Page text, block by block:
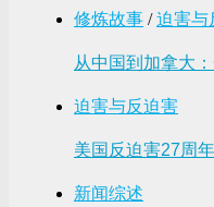
修炼故事 /迫害与
从中国到加拿大
迫害与反迫害
美国反迫害27周
新闻综述